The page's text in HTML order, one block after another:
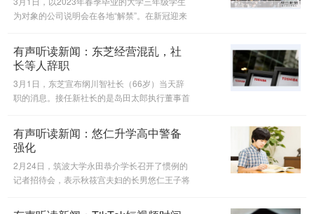
为对象的公司说明会在各地“解禁”。在新冠迎来
过视频画面难以向学生传达的公司氛围等，在与
面对面交流的平衡之间探索，
有声听读新闻：东芝经营混乱，社
长等人辞职
3月1日，东芝宣布纲川智社长（66岁）当天辞
职的消息。接任新社长的是岛田太郎执行董事首
一分为三的计划后不到三个月，又修订为一分为
二，经营管理情况持续混乱，被认
有声听读新闻：悠仁升学高中警备
强化
2月24日，筑波大学永田恭介学长召开了惯例的
记者招待会，表示秋筱宫夫妇的长男悠仁王子将
度”，进入筑波大学附属高中就读。在警备方